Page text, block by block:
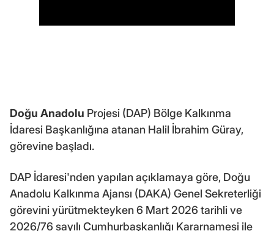
Doğu Anadolu Projesi (DAP) Bölge Kalkınma
İdaresi Başkanlığına atanan Halil İbrahim Güray,
görevine başladı.
DAP İdaresi'nden yapılan açıklamaya göre, Doğu
Anadolu Kalkınma Ajansı (DAKA) Genel Sekreterliği
görevini yürütmekteyken 6 Mart 2026 tarihli ve
2026/76 sayılı Cumhurbaşkanlığı Kararnamesi ile